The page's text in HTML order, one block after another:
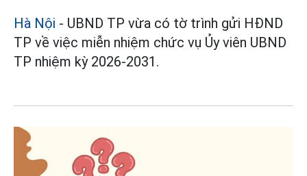
Hà Nội - UBND TP vừa có tờ trình gửi HĐND
TP về việc miễn nhiệm chức vụ Ủy viên UBND
TP nhiệm kỳ 2026-2031.